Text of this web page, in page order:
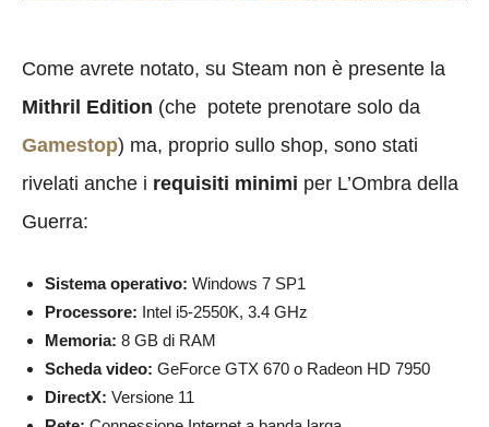
Come avrete notato, su Steam non è presente la
Mithril Edition (che potete prenotare solo da
Gamestop) ma, proprio sullo shop, sono stati
rivelati anche i requisiti minimi per L’Ombra della
Guerra:
Sistema operativo: Windows 7 SP1
Processore: Intel i5-2550K, 3.4 GHz
Memoria: 8 GB di RAM
Scheda video: GeForce GTX 670 o Radeon HD 7950
DirectX: Versione 11